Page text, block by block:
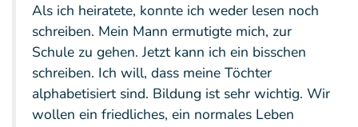
Als ich heiratete, konnte ich weder lesen noch
schreiben. Mein Mann ermutigte mich, zur
Schule zu gehen. Jetzt kann ich ein bisschen
schreiben. Ich will, dass meine Töchter
alphabetisiert sind. Bildung ist sehr wichtig. Wir
wollen ein friedliches, ein normales Leben